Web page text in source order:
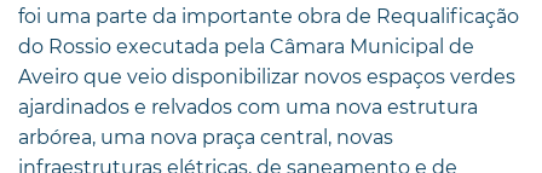
foi uma parte da importante obra de Requalificação
do Rossio executada pela Câmara Municipal de
Aveiro que veio disponibilizar novos espaços verdes
ajardinados e relvados com uma nova estrutura
arbórea, uma nova praça central, novas
infraestruturas elétricas, de saneamento e de